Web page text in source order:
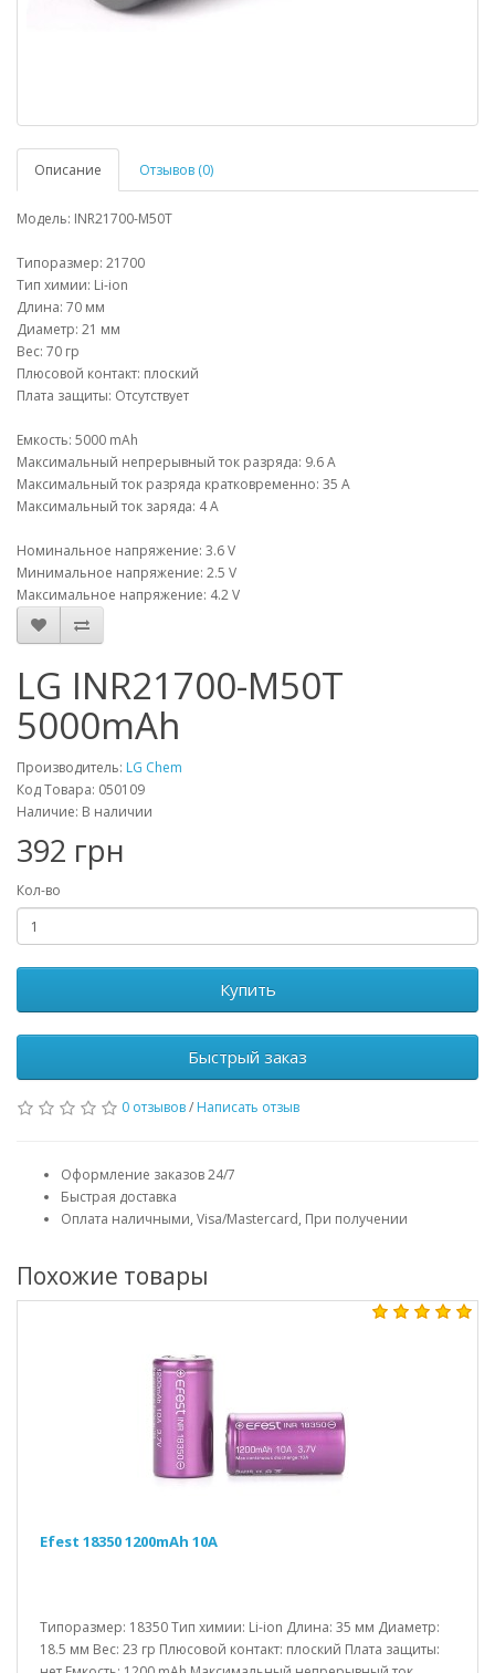
Описание Отзывов (0)
Модель: INR21700-M50T
Типоразмер: 21700
Тип химии: Li-ion
Длина: 70 мм
Диаметр: 21 мм
Вес: 70 гр
Плюсовой контакт: плоский
Плата защиты: Отсутствует
Емкость: 5000 mAh
Максимальный непрерывный ток разряда: 9.6 A
Максимальный ток разряда кратковременно: 35 A
Максимальный ток заряда: 4 A
Номинальное напряжение: 3.6 V
Минимальное напряжение: 2.5 V
Максимальное напряжение: 4.2 V
LG INR21700-M50T
5000mAh
Производитель: LG Chem
Код Товара: 050109
Наличие: В наличии
392 грн
Кол-во
Купить
Быстрый заказ
0 отзывов/ Написать отзыв
Оформление заказов 24/7
Быстрая доставка
Оплата наличными, Visa/Mastercard, При получении
Похожие товары
Efest 18350 1200mAh 10A
Типоразмер: 18350 Тип химии: Li-ion Длина: 35 мм Диаметр:
18.5 мм Вес: 23 гр Плюсовой контакт: плоский Плата защиты: